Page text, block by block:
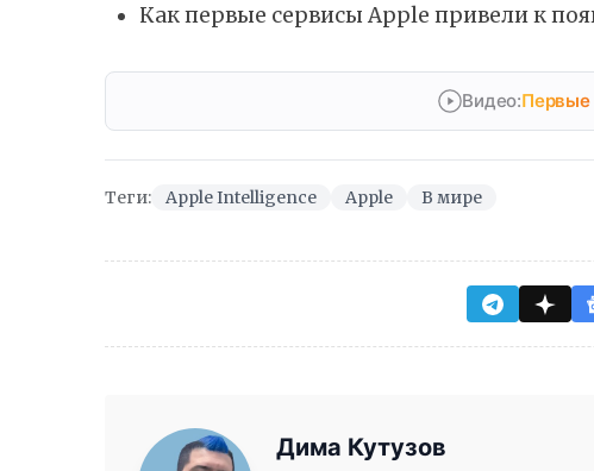
Как первые сервисы Apple привели к
Видео:Первые
Теги: Apple Intelligence Apple В мире
Дима Кутузов